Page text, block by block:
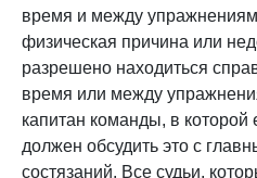
время и между
физическая причина или
разрешено находиться
время или между
капитан команды, в которой
должен обсудить это с
состязаний. Все судьи,